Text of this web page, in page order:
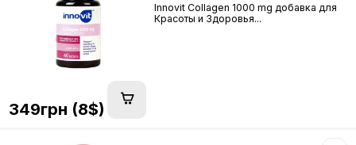
Innovit Collagen 1000 mg добавка для
Красоты и Здоровья...
349грн (8$)